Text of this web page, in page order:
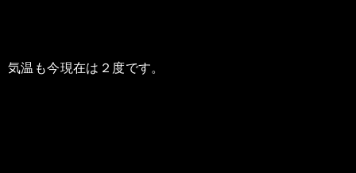
気温も今現在は２度です。